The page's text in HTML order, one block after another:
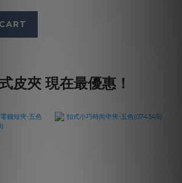
皮夾 現在最優惠！